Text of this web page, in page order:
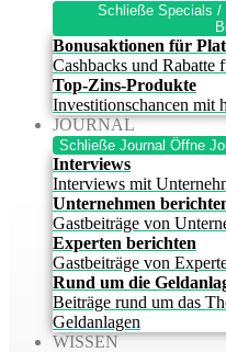
Schließe Specials /
Bonusaktionen für
Cashbacks und Rabatte
Top-Zins-Produkte
Investitionschancen mit
JOURNAL
Schließe Journal Öffne
Interviews
Interviews mit
Unternehmen
Gastbeiträge von
Experten berichten
Gastbeiträge von
Rund um die
Beiträge rund um das
Geldanlagen
WISSEN